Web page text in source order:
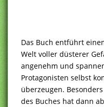
Das Buch entführt
Welt voller düsterer
angenehm und
Protagonisten selbst
überzeugen.
des Buches hat dann